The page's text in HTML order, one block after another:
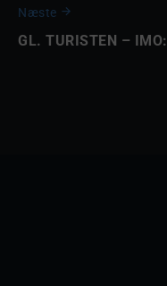
Næste
GL. TURISTEN – IMO: